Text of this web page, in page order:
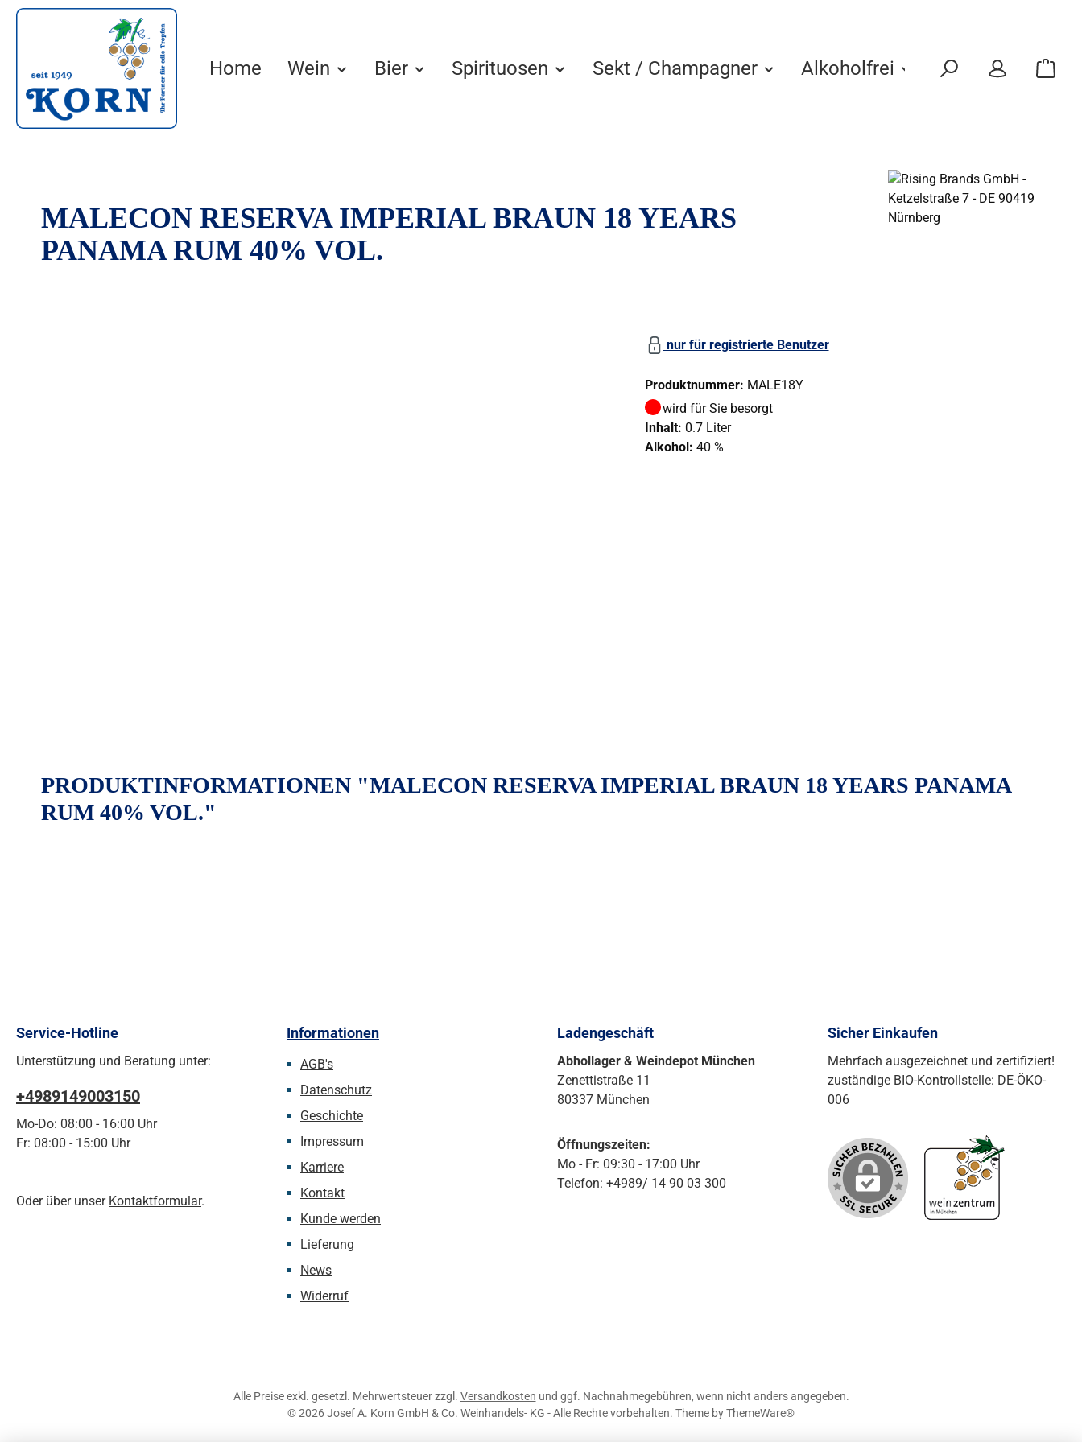
Zur Hauptnavigation springen
Home Wein Bier Spirituosen Sekt / Champagner Alkoholfrei Eigenmarken
MALECON RESERVA IMPERIAL BRAUN 18 YEARS
PANAMA RUM 40% VOL.
nur für registrierte Benutzer
Produktnummer: MALE18Y
wird für Sie besorgt
Inhalt: 0.7 Liter
Alkohol: 40 %
PRODUKTINFORMATIONEN "MALECON RESERVA IMPERIAL BRAUN 18 YEARS PANAMA
RUM 40% VOL."
Service-Hotline
Unterstützung und Beratung unter:
+4989149003150
Mo-Do: 08:00 - 16:00 Uhr
Fr: 08:00 - 15:00 Uhr
Oder über unser Kontaktformular.
Informationen
AGB's
Datenschutz
Geschichte
Impressum
Karriere
Kontakt
Kunde werden
Lieferung
News
Widerruf
Ladengeschäft
Abhollager & Weindepot München
Zenettistraße 11
80337 München
Öffnungszeiten:
Mo - Fr: 09:30 - 17:00 Uhr
Telefon: +4989/ 14 90 03 300
Sicher Einkaufen
Mehrfach ausgezeichnet und zertifiziert!
zuständige BIO-Kontrollstelle: DE-ÖKO-
006
Alle Preise exkl. gesetzl. Mehrwertsteuer zzgl. Versandkosten und ggf. Nachnahmegebühren, wenn nicht anders angegeben.
© 2026 Josef A. Korn GmbH & Co. Weinhandels- KG - Alle Rechte vorbehalten. Theme byThemeWare®